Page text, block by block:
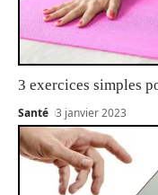
3 exercices simples
Santé 3 janvier 2023